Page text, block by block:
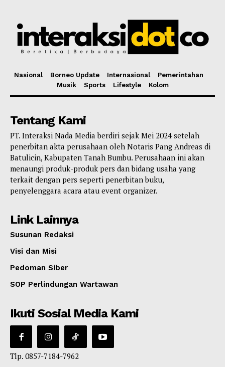
Nasional Borneo Update Internasional
Pemerintahan
Musik
Sports Lifestyle Kolom
Tentang Kami
PT. Interaksi Nada Media berdiri sejak Mei 2024 setelah
penerbitan akta perusahaan oleh Notaris Pang Andreas di
Batulicin, Kabupaten Tanah Bumbu. Perusahaan ini akan
menaungi produk-produk pers dan bidang usaha yang
terkait dengan pers seperti penerbitan buku,
penyelenggara acara atau event organizer.
Link Lainnya
Susunan Redaksi
Visi dan Misi
Pedoman Siber
SOP Perlindungan Wartawan
Ikuti Sosial Media Kami
Tlp. 0857-7184-7962